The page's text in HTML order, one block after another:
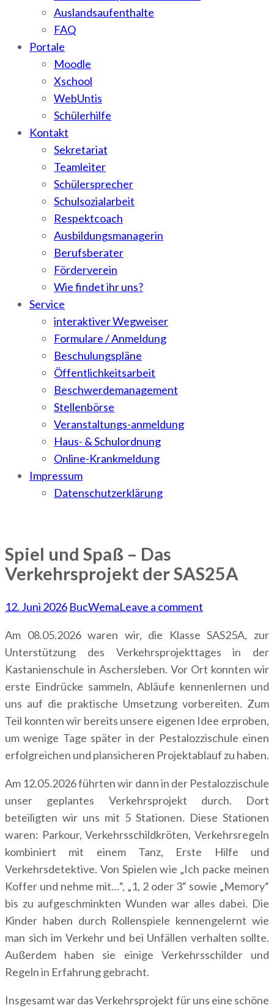
Auslandsaufenthalte
FAQ
Portale
Moodle
Xschool
WebUntis
Schülerhilfe
Kontakt
Sekretariat
Teamleiter
Schülersprecher
Schulsozialarbeit
Respektcoach
Ausbildungsmanagerin
Berufsberater
Förderverein
Wie findet ihr uns?
Service
interaktiver Wegweiser
Formulare / Anmeldung
Beschulungspläne
Öffentlichkeitsarbeit
Beschwerdemanagement
Stellenbörse
Veranstaltungs-anmeldung
Haus- & Schulordnung
Online-Krankmeldung
Impressum
Datenschutzerklärung
Spiel und Spaß – Das
Verkehrsprojekt der SAS25A
12. Juni 2026 BucWemaLeave a comment
Am 08.05.2026 waren wir, die Klasse SAS25A, zur
Unterstützung des Verkehrsprojekttages in der
Kastanienschule in Aschersleben. Vor Ort konnten wir
erste Eindrücke sammeln, Abläufe kennenlernen und
uns auf die praktische Umsetzung vorbereiten. Zum
Teil konnten wir bereits unsere eigenen Idee erproben,
um wenige Tage später in der Pestalozzischule einen
erfolgreichen und plansicheren Projektablauf zu haben.
Am 12.05.2026 führten wir dann in der Pestalozzischule
unser geplantes Verkehrsprojekt durch. Dort
beteiligten wir uns mit 5 Stationen. Diese Stationen
waren: Parkour, Verkehrsschildkröten, Verkehrsregeln
kombiniert mit einem Tanz, Erste Hilfe und
Verkehrsdetektive. Von Spielen wie „Ich packe meinen
Koffer und nehme mit…“, „1, 2 oder 3“ sowie „Memory“
bis zu aufgeschminkten Wunden war alles dabei. Die
Kinder haben durch Rollenspiele kennengelernt wie
man sich im Verkehr und bei Unfällen verhalten sollte.
Außerdem haben sie einige Verkehrsschilder und
Regeln in Erfahrung gebracht.
Insgesamt war das Verkehrsprojekt für uns eine schöne